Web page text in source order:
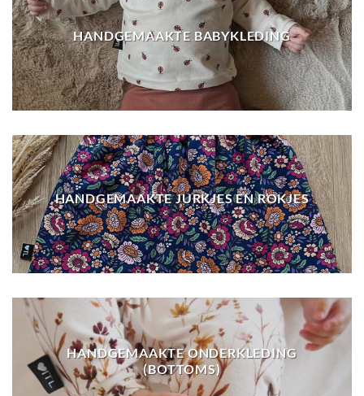
HANDGEMAAKTE BABYKLEDING
HANDGEMAAKTE JURKJES EN ROKJES
HANDGEMAAKTE ONDERKLEDING
(BOTTOMS)